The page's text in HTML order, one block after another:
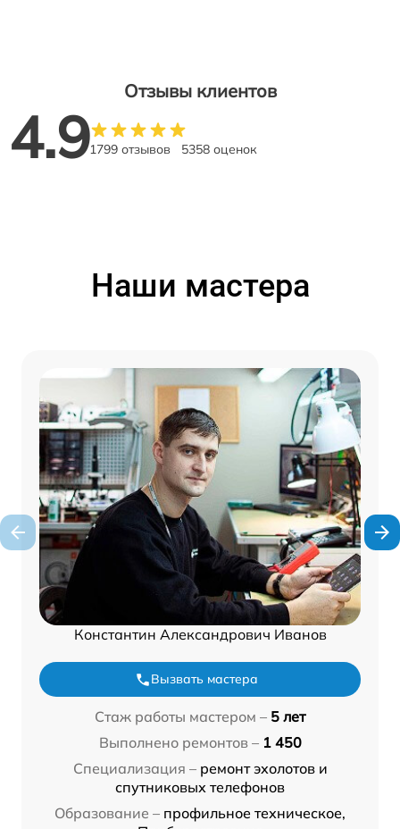
Отзывы клиентов
4.91799 отзывов 5358 оценок
Наши мастера
Константин Александрович Иванов
Вызвать мастера
Стаж работы мастером – 5 лет
Выполнено ремонтов – 1 450
Специализация – ремонт эхолотов и
спутниковых телефонов
Образование – профильное техническое,